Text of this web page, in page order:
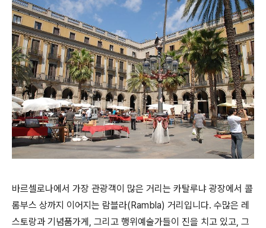
바르셀로나에서 가장 관광객이 많은 거리는 카탈루냐 광장에서 콜
롬부스 상까지 이어지는 람블라(Rambla) 거리입니다. 수많은 레
스토랑과 기념품가게, 그리고 행위예술가들이 진을 치고 있고, 그